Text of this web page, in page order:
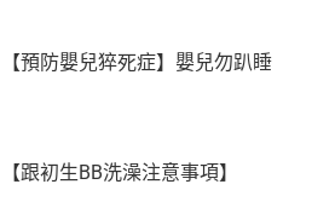
【預防嬰兒猝死症】嬰兒勿趴睡
【跟初生BB洗澡注意事項】